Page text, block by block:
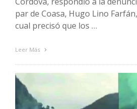
par de Coasa, Hugo Lino
cual precisó que los …
Leer Más